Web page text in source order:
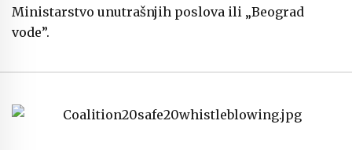
Ministarstvo unutrašnjih poslova ili „Beograd
vode”.